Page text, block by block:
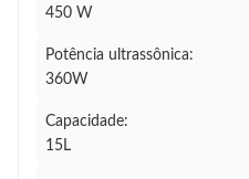
450 W
Potência ultrassônica:
360W
Capacidade:
15L